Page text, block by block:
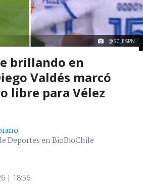
@SC_ESPN
brillando en
Valdés marcó
libre para Vélez
Deportes en BioBioChile
| 18:56